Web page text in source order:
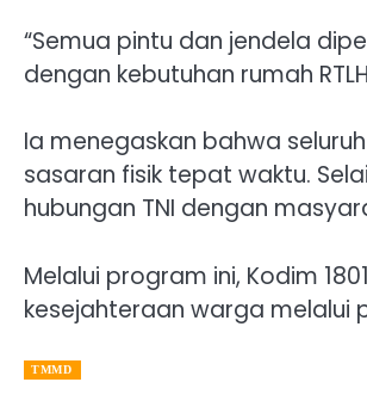
“Semua pintu dan jendela
dengan kebutuhan rumah
Ia menegaskan bahwa
sasaran fisik tepat waktu.
hubungan TNI dengan
Melalui program ini, Kodim
kesejahteraan warga melalui
TMMD